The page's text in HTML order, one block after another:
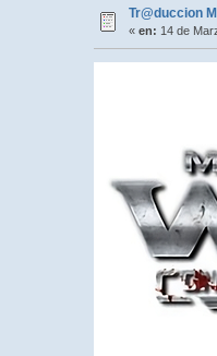
Tr@duccion
«en: 14 de